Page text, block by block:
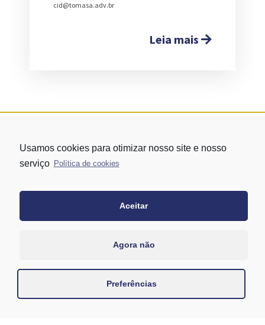
cid@tomasa.adv.br
Leia mais
andar – conj. 1305 – Vila Mariana - São Paulo/SP
Usamos cookies para otimizar nosso site e nosso
serviço Política de cookies
Aceitar
Agora não
Preferências